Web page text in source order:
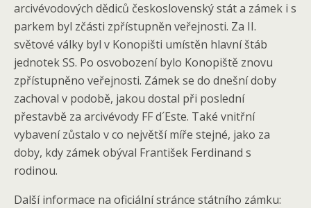
arcivévodových dědiců československý stát a zámek i s
parkem byl zčásti zpřístupněn veřejnosti. Za II.
světové války byl v Konopišti umístěn hlavní štáb
jednotek SS. Po osvobození bylo Konopiště znovu
zpřístupněno veřejnosti. Zámek se do dnešní doby
zachoval v podobě, jakou dostal při poslední
přestavbě za arcivévody FF d´Este. Také vnitřní
vybavení zůstalo v co největší míře stejné, jako za
doby, kdy zámek obýval František Ferdinand s
rodinou.
Další informace na oficiální stránce státního zámku: